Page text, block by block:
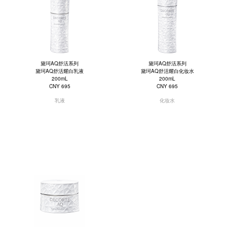
黛珂AQ舒活系列
黛珂AQ舒活耀白乳液
200mL
CNY 695
乳液
黛珂AQ舒活系列
黛珂AQ舒活耀白化妆水
200mL
CNY 695
化妆水